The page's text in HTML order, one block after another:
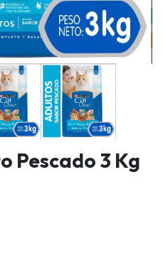
Pescado 3 Kg